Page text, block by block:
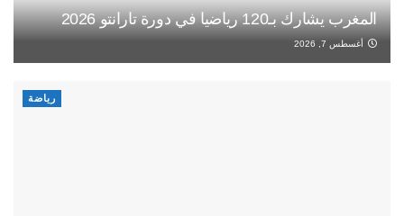
المغرب يشارك بـ120 رياضيا في دورة تارانتو 2026
أغسطس 7, 2026
رياضة